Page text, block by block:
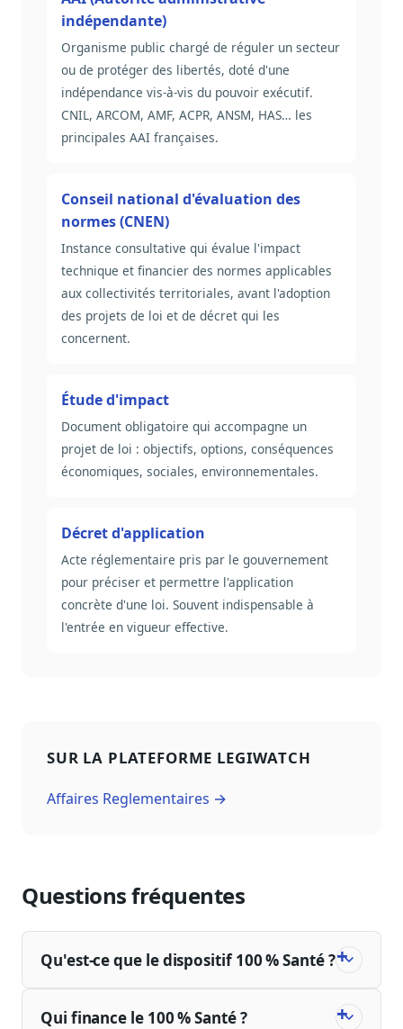
indépendante)
Organisme public chargé de réguler un secteur
ou de protéger des libertés, doté d'une
indépendance vis-à-vis du pouvoir exécutif.
CNIL, ARCOM, AMF, ACPR, ANSM, HAS… les
principales AAI françaises.
Conseil national d'évaluation des
normes (CNEN)
Instance consultative qui évalue l'impact
technique et financier des normes applicables
aux collectivités territoriales, avant l'adoption
des projets de loi et de décret qui les
concernent.
Étude d'impact
Document obligatoire qui accompagne un
projet de loi : objectifs, options, conséquences
économiques, sociales, environnementales.
Décret d'application
Acte réglementaire pris par le gouvernement
pour préciser et permettre l'application
concrète d'une loi. Souvent indispensable à
l'entrée en vigueur effective.
SUR LA PLATEFORME LEGIWATCH
Affaires Reglementaires →
Questions fréquentes
Qu'est-ce que le dispositif 100 % Santé ?
Qui finance le 100 % Santé ?